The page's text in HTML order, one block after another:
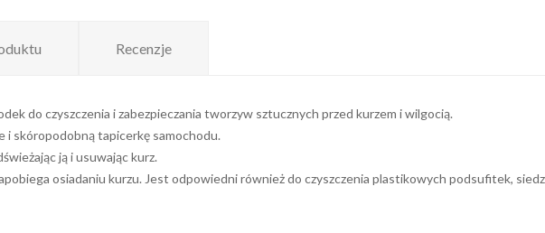
Recenzje
do czyszczenia i zabezpieczania tworzyw sztucznych przed kurzem i wilgocią.
i skóropodobną tapicerkę samochodu.
ją i usuwając kurz.
osiadaniu kurzu. Jest odpowiedni również do czyszczenia plastikowych podsufitek,